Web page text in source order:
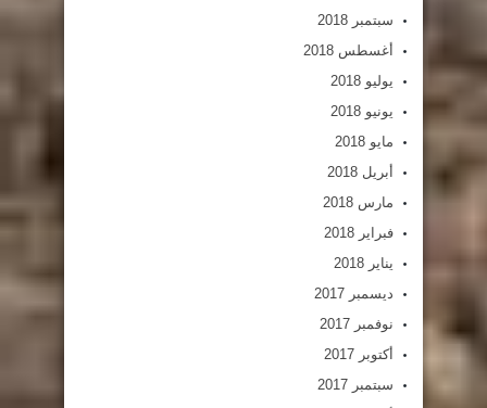
سبتمبر 2018
أغسطس 2018
يوليو 2018
يونيو 2018
مايو 2018
أبريل 2018
مارس 2018
فبراير 2018
يناير 2018
ديسمبر 2017
نوفمبر 2017
أكتوبر 2017
سبتمبر 2017